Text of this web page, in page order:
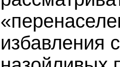
избавления